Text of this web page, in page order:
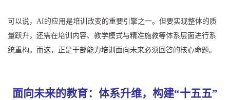
可以说，AI的应用是培训改变的重要引擎之一。但要实现整体的质
量跃升，还需在培训内容、教学模式与精准施教等体系层面进行系
统重构。而这，正是干部能力培训面向未来必须回答的核心命题。
面向未来的教育：体系升维，构建“十五五”